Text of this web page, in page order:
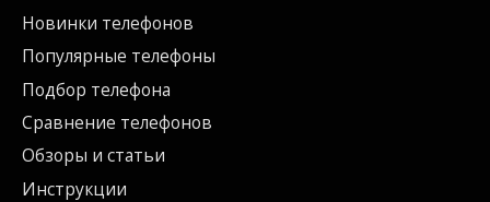
Новинки телефонов
Популярные телефоны
Подбор телефона
Сравнение телефонов
Обзоры и статьи
Инструкции